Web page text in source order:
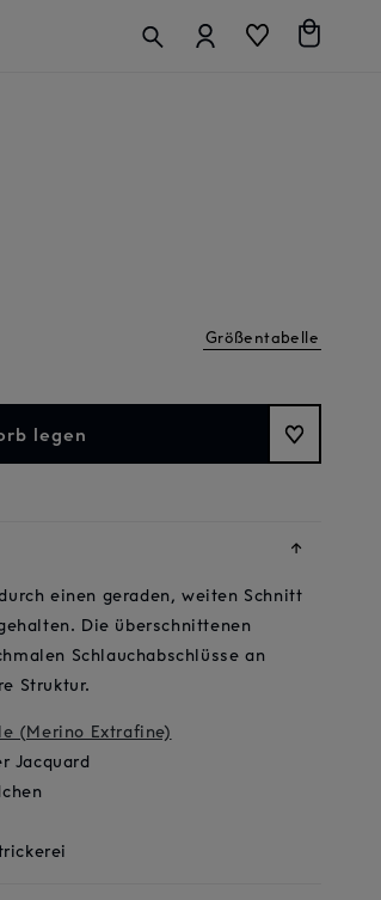
AnmeldenWarenkorb
Größentabelle
legen
↓
einen geraden, weiten Schnitt
Die überschnittenen
Schlauchabschlüsse an
Struktur.
(Merino Extrafine)
Jacquard